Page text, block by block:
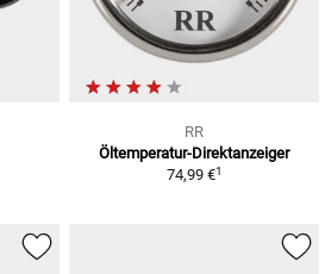
RR
Öltemperatur-Direktanzeiger
74,99 €1